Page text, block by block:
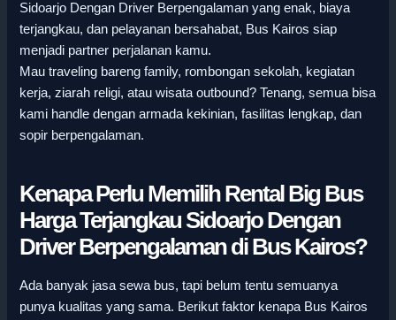
Sidoarjo Dengan Driver Berpengalaman yang enak, biaya
terjangkau, dan pelayanan bersahabat, Bus Kairos siap
menjadi partner perjalanan kamu.
Mau traveling bareng family, rombongan sekolah, kegiatan
kerja, ziarah religi, atau wisata outbound? Tenang, semua bisa
kami handle dengan armada kekinian, fasilitas lengkap, dan
sopir berpengalaman.
Kenapa Perlu Memilih Rental Big Bus
Harga Terjangkau Sidoarjo Dengan
Driver Berpengalaman di Bus Kairos?
Ada banyak jasa sewa bus, tapi belum tentu semuanya
punya kualitas yang sama. Berikut faktor kenapa Bus Kairos